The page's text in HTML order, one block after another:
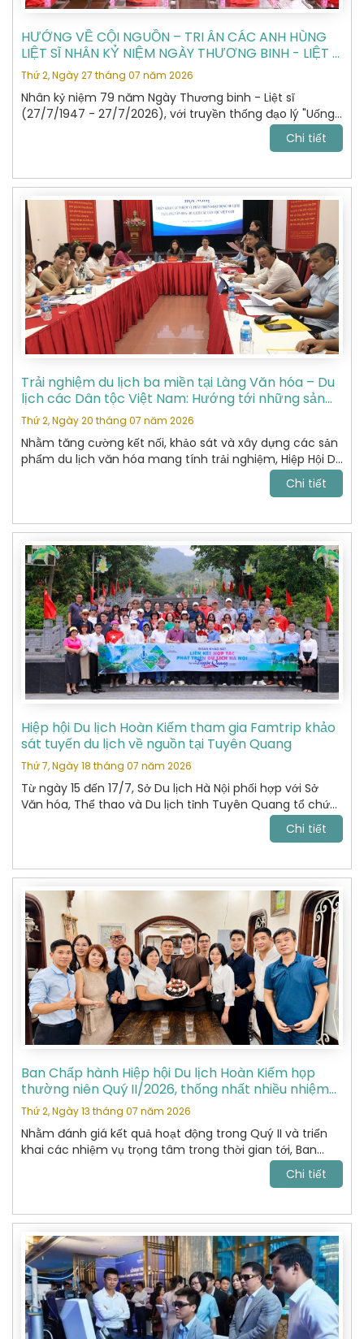
HƯỚNG VỀ CỘI NGUỒN – TRI ÂN CÁC ANH HÙNG
LIỆT SĨ NHÂN KỶ NIỆM NGÀY THƯƠNG BINH - LIỆT SĨ
27/7
Thứ 2, Ngày 27 tháng 07 năm 2026
Nhân kỷ niệm 79 năm Ngày Thương binh - Liệt sĩ
(27/7/1947 - 27/7/2026), với truyền thống đạo lý "Uống
nước nhớ nguồn", "Đền ơn đáp nghĩa", Hiệp hội Du lịch Hà
Nội đã tổ chức hành trình dâng hương, tưởng niệm các
tỉnh Tuyên Quang – nơi yên nghỉ của gần 2.000 Anh
bảo vệ biên giới phía Bắc của Tổ quốc giai đoạn 1979 -
1989.
Chi tiết
Trải nghiệm du lịch ba miền tại Làng Văn hóa – Du
lịch các Dân tộc Việt Nam: Hướng tới những sản
phẩm du lịch văn hóa đặc sắc
Thứ 2, Ngày 20 tháng 07 năm 2026
Nhằm tăng cường kết nối, khảo sát và xây dựng các sản
phẩm du lịch văn hóa mang tính trải nghiệm, Hiệp Hội Du
Lịch Hoàn Kiếm đã tham gia chương trình khảo sát thực
tế tại Làng Văn hóa – Du lịch các Dân tộc Việt Nam do
Chi tiết
Hiệp hội Du lịch Hoàn Kiếm tham gia Famtrip khảo
sát tuyến du lịch về nguồn tại Tuyên Quang
Thứ 7, Ngày 18 tháng 07 năm 2026
Từ ngày 15 đến 17/7, Sở Du lịch Hà Nội phối hợp với Sở
Văn hóa, Thể thao và Du lịch tỉnh Tuyên Quang tổ chức
chương trình khảo sát, xây dựng và kết nối các sản
Chi tiết
Ban Chấp hành Hiệp hội Du lịch Hoàn Kiếm họp
thường niên Quý II/2026, thống nhất nhiều nhiệm
vụ trọng tâm
Thứ 2, Ngày 13 tháng 07 năm 2026
Nhằm đánh giá kết quả hoạt động trong Quý II và triển
khai các nhiệm vụ trọng tâm trong thời gian tới, Ban
Chấp hành Hiệp hội Du lịch Hoàn Kiếm đã tổ chức cuộc
họp thường niên Quý II năm 2026 với sự tham dự của
môn.
Chi tiết